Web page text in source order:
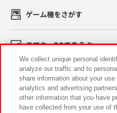
ゲーム機をさがす
スマホ・PCであそぶ
イベント・キャンペーン
We collect unique personal
analyze our traffic and to
share information about your
analytics and advertising
other information that you have
have collected from your use of